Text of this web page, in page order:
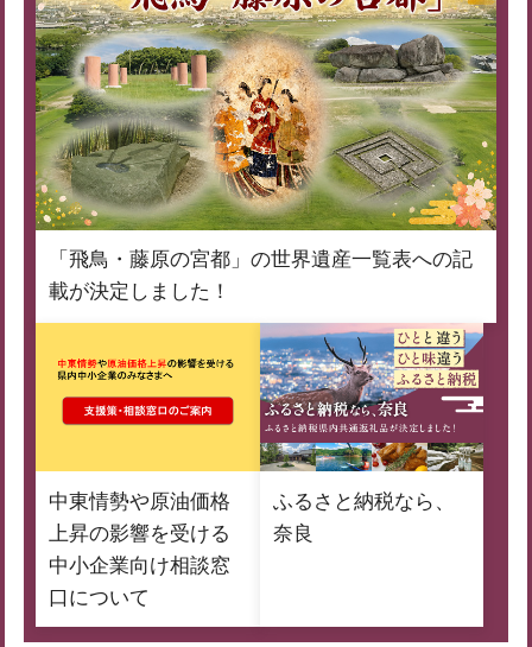
「飛鳥・藤原の宮都」の世界遺産一覧表への記
載が決定しました！
中東情勢や原油価格
上昇の影響を受ける
中小企業向け相談窓
口について
ふるさと納税なら、
奈良